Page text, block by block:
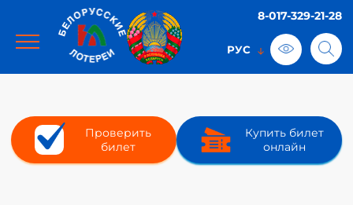
8-017-329-21-28
Проверить
билет
Купить билет
онлайн